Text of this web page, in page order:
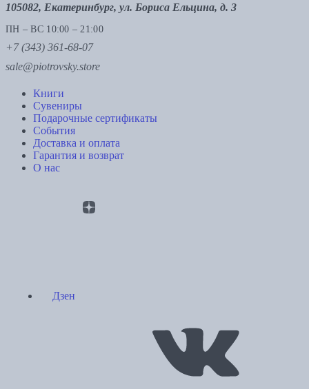
105082, Екатеринбург, ул. Бориса Ельцина, д. 3
ПН – ВС 10:00 – 21:00
+7 (343) 361-68-07
sale@piotrovsky.store
Книги
Сувениры
Подарочные сертификаты
События
Доставка и оплата
Гарантия и возврат
О нас
Дзен